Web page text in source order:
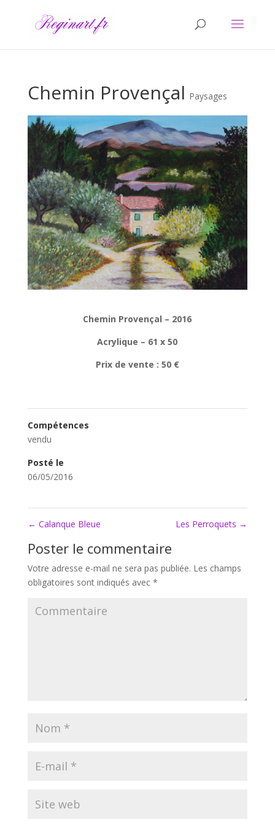
Chemin Provençal Paysages
Chemin Provençal – 2016
Acrylique – 61 x 50
Prix de vente : 50 €
Compétences
vendu
Posté le
06/05/2016
← Calanque Bleue Les Perroquets →
Poster le commentaire
Votre adresse e-mail ne sera pas publiée. Les champs
obligatoires sont indiqués avec *